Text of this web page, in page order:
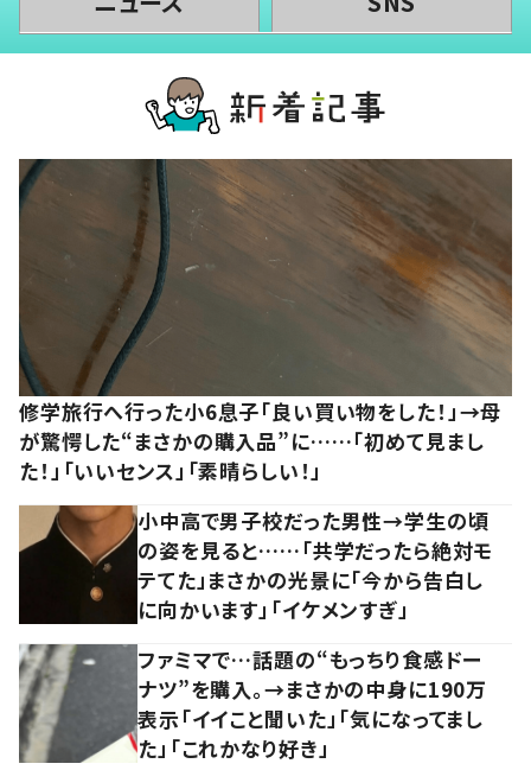
修学旅行へ行った小6息子「良い買い物をした！」→母
が驚愕した“まさかの購入品”に……「初めて見まし
た！」「いいセンス」「素晴らしい！」
小中高で男子校だった男性→学生の頃
の姿を見ると……「共学だったら絶対モ
テてた」まさかの光景に「今から告白し
に向かいます」「イケメンすぎ」
ファミマで…話題の“もっちり食感ドー
ナツ”を購入。→まさかの中身に190万
表示「イイこと聞いた」「気になってまし
た」「これかなり好き」